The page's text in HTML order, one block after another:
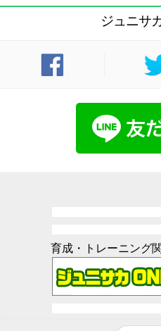
ジュニサ
育成・トレーニング